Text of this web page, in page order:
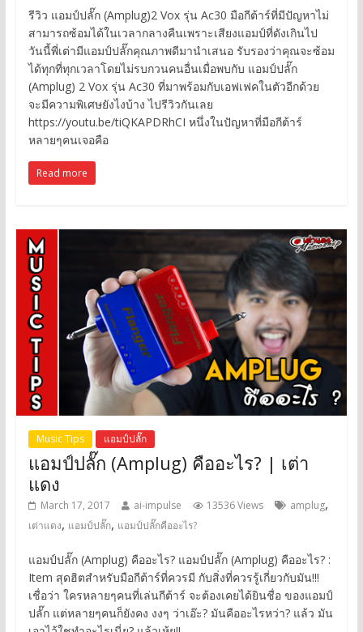
รีวิว แอมป์ปลั๊ก (Amplug)2 Vox รุ่น Ac30 มือกีต้าร์ที่มีปัญหาไม่
สามารถซ้อมได้ในเวลากลางคืนเพราะเสียงแอมป์ที่ดังเกินไป
วันนี้พี่เต่ามีแอมป์ปลั๊กคุณภาพดีมานำเสนอ รับรองว่าคุณจะซ้อม
ได้ทุกที่ทุกเวลาโดยไม่รบกวนคนอื่นเมื่อพบกับ แอมป์ปลั๊ก
(Amplug) 2 Vox รุ่น Ac30 ที่มาพร้อมกับเอฟเฟคในตัวอีกด้วย
จะมีความพิเศษยังไงบ้าง ไปรีวิวกันเลย
https://youtu.be/tiQKAPDRhCI หนึ่งในปัญหาที่มือกีต้าร์
หลายๆคนเจอคือ
Read more
Music Tips แอมป์ปลั๊ก
แอมป์ปลั๊ก (Amplug) คืออะไร? | เต่า
แดง
March 17, 2017 ai-impulse 13536 Views amplug,
เต่าแดง, แอมป์ปลั๊ก, แอมป์ปลั๊กคืออะไร?
แอมป์ปลั๊ก (Amplug) คืออะไร? แอมป์ปลั๊ก (Amplug) คืออะไร? :
Item สุดฮิตสำหรับมือกีต้าร์ที่ควรมี กับสิ่งที่ควรรู้เกี่ยวกับมัน!!!
เชื่อว่า ใครหลายๆคนที่เล่นกีต้าร์ จะต้องเคยได้ยินชื่อ ของแอมป์
ปลั๊ก แต่หลายๆคนก็ยังคง งงๆ ว่าเอ๊ะ? มันคืออะไรหว่า? แล้ว มัน